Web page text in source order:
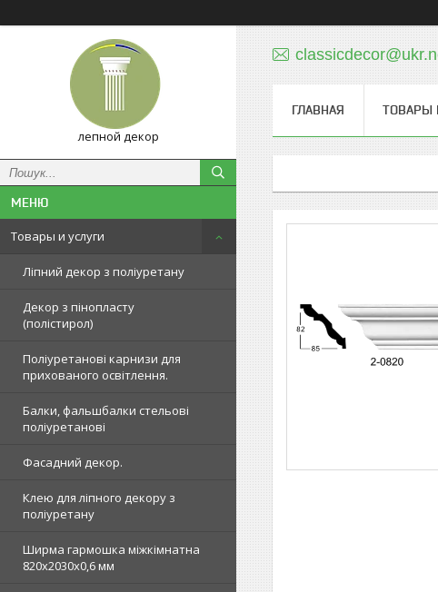
лепной декор
Товары и услуги
Ліпний декор з поліуретану
Декор з пінопласту
(полістирол)
Поліуретанові карнизи для
прихованого освітлення.
Балки, фальшбалки стельові
поліуретанові
Фасадний декор.
Клею для ліпного декору з
поліуретану
Ширма гармошка міжкімнатна
820х2030х0,6 мм
ГЛАВНАЯ ТОВАРЫ